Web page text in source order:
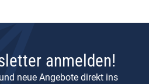
anmelden!
neue Angebote direkt ins